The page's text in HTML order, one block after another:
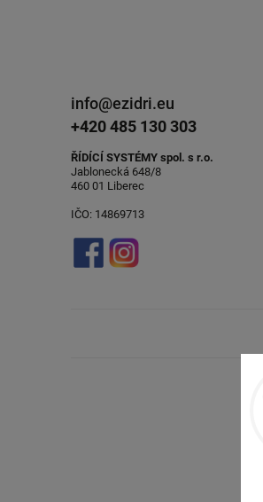
info@ezidri.eu
+420 485 130 303
ŘÍDÍCÍ SYSTÉMY spol. s r.o.
Jablonecká 648/8
460 01 Liberec
IČO: 14869713